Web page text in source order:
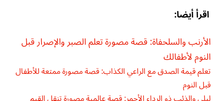
اقرأ أيضا:
الأرنب والسلحفاة: قصة مصورة تعلم الصبر والإصرار قبل
النوم لأطفالك
تعلم قيمة الصدق مع الراعي الكذاب: قصة مصورة ممتعة للأطفال
قبل النوم